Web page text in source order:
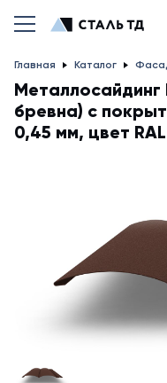
Главная Каталог
Металлосайдинг
бревна) с
0,45 мм, цвет